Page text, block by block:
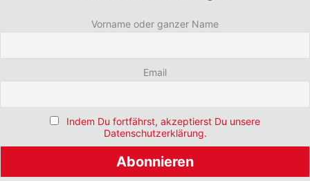
Vorname oder ganzer Name
Email
Indem Du fortfährst, akzeptierst Du unsere
Datenschutzerklärung.